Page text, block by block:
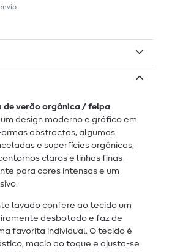
de verão orgânica / felpa
design moderno e gráfico em
abstractas, algumas
e superfícies orgânicas,
claros e linhas finas -
para cores intensas e um
lavado confere ao tecido um
desbotado e faz de
favorita individual. O tecido é
macio ao toque e ajusta-se